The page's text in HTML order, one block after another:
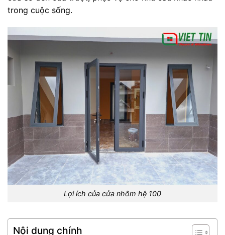
trong cuộc sống.
Lợi ích của cửa nhôm hệ 100
Nội dung chính